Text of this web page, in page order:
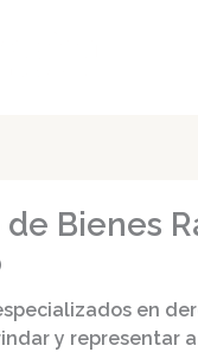
Bienes
en
y representar